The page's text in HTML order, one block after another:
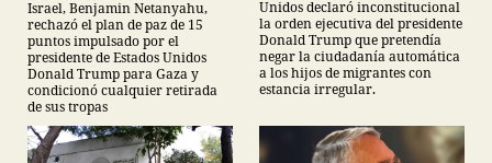
Israel, Benjamin Netanyahu,
rechazó el plan de paz de 15
puntos impulsado por el
presidente de Estados Unidos
Donald Trump para Gaza y
condicionó cualquier retirada
de sus tropas
Unidos declaró inconstitucional
la orden ejecutiva del presidente
Donald Trump que pretendía
negar la ciudadanía automática
a los hijos de migrantes con
estancia irregular.